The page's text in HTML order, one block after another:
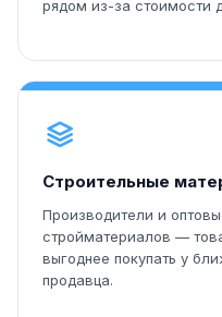
рядом из-за стоимости
Строительные
Производители и
стройматериалов —
выгоднее покупать у
продавца.